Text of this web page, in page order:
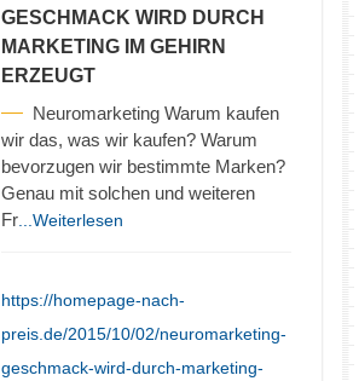
GESCHMACK WIRD DURCH
MARKETING IM GEHIRN
ERZEUGT
Neuromarketing Warum kaufen
wir das, was wir kaufen? Warum
bevorzugen wir bestimmte Marken?
Genau mit solchen und weiteren
Fr ...Weiterlesen
https://homepage-nach-
preis.de/2015/10/02/neuromarketing-
geschmack-wird-durch-marketing-